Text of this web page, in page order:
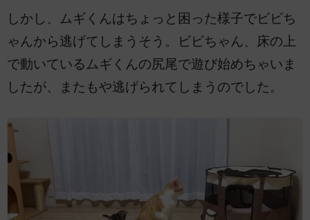
しかし、ムギくんはちょっと困った様子でビビち
ゃんから逃げてしまうそう。ビビちゃん、床の上
で動いているムギくんの尻尾で遊び始めちゃいま
したが、またもや逃げられてしまうのでした。